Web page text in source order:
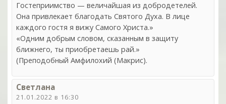
Гостеприимство — величайшая из добродетелей.
Она привлекает благодать Святого Духа. В лице
каждого гостя я вижу Самого Христа.»
«Одним добрым словом, сказанным в защиту
ближнего, ты приобретаешь рай.»
(Преподобный Амфилохий (Макрис).
Светлана
21.01.2022 в 16:30